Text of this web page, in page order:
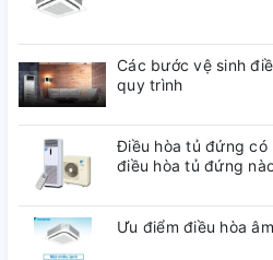
Các bước vệ sinh
quy trình
Điều hòa tủ đứng có
điều hòa tủ đứng
Ưu điểm điều hòa